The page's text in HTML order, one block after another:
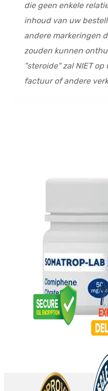
die geen enkele
inhoud van uw
andere markeringen
zouden kunnen
"steroide" zal NIET
factuur of andere